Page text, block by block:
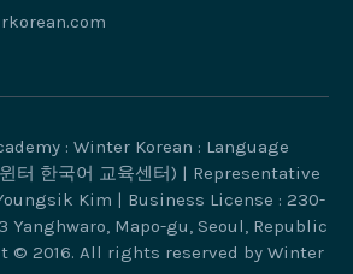
: Winter Korean : Language
터 한국어 교육센터) | Representative
Kim | Business License : 230-
Yanghwaro, Mapo-gu, Seoul, Republic
© 2016. All rights reserved by Winter